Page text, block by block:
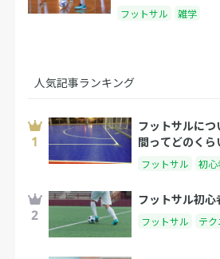
フットサル 雑学
人気記事ランキング
フットサルに
間ってどのくら
フットサル 初心
フットサル初
フットサル テ